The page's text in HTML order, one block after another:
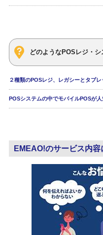
どのようなPOSレジ・
２種類のPOSレジ、レガシーとタブ
POSシステムの中でモバイルPOSが
EMEAO!のサービス内容